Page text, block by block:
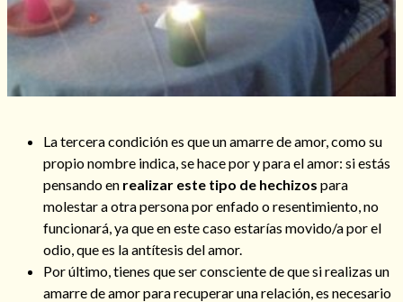
La tercera condición es que un amarre de amor, como su
propio nombre indica, se hace por y para el amor: si estás
pensando en realizar este tipo de hechizos para
molestar a otra persona por enfado o resentimiento, no
funcionará, ya que en este caso estarías movido/a por el
odio, que es la antítesis del amor.
Por último, tienes que ser consciente de que si realizas un
amarre de amor para recuperar una relación, es necesario